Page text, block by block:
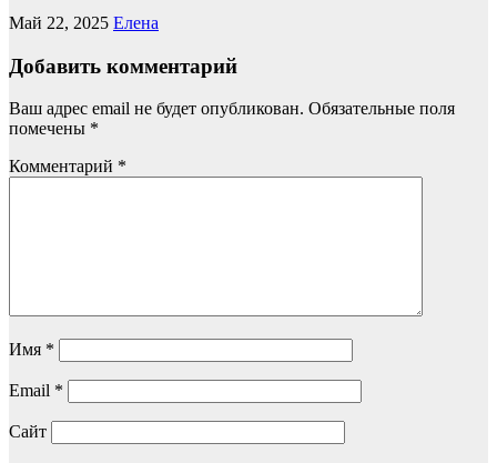
Май 22, 2025 Елена
Добавить комментарий
Ваш адрес email не будет опубликован. Обязательные поля
помечены *
Комментарий *
Имя *
Email *
Сайт